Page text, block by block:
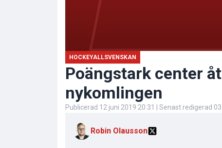
HOCKEYALLSVENSKAN
Poängstark center
nykomlingen
Publicerad 12 juni 2019 20:31 | Senast redigerad
Robin Olausson